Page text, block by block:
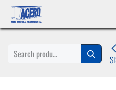
Ir al contenido